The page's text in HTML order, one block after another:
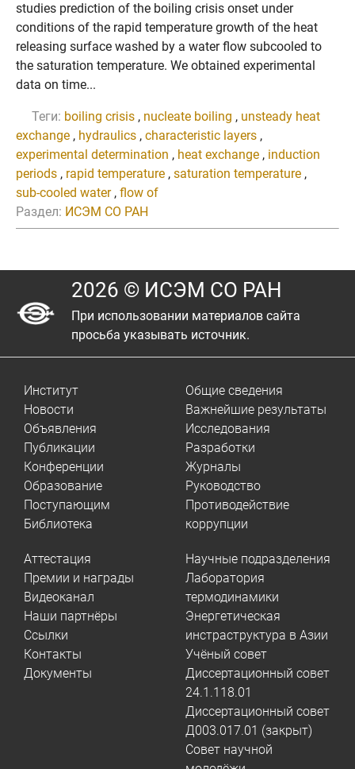
studies prediction of the boiling crisis onset under
conditions of the rapid temperature growth of the heat
releasing surface washed by a water flow subcooled to
the saturation temperature. We obtained experimental
data on time...
Теги: boiling crisis , nucleate boiling , unsteady heat
exchange , hydraulics , characteristic layers ,
experimental determination , heat exchange , induction
periods , rapid temperature , saturation temperature ,
sub-cooled water, flow of
Раздел: ИСЭМ СО РАН
2026 © ИСЭМ СО РАН
При использовании материалов сайта
просьба указывать источник.
Институт
Новости
Объявления
Публикации
Конференции
Образование
Поступающим
Библиотека
Общие сведения
Важнейшие результаты
Исследования
Разработки
Журналы
Руководство
Противодействие
коррупции
Аттестация
Премии и награды
Видеоканал
Наши партнёры
Ссылки
Контакты
Документы
Научные подразделения
Лаборатория
термодинамики
Энергетическая
инстраструктура в Азии
Учёный совет
Диссертационный совет
24.1.118.01
Диссертационный совет
Д003.017.01 (закрыт)
Совет научной